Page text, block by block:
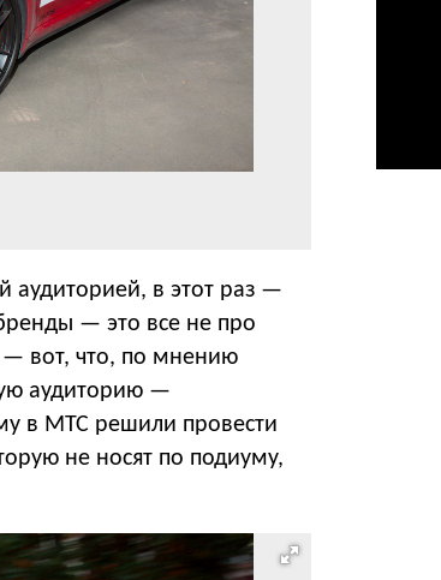
в этот раз —
— это все не про
вот, что, по мнению
аудиторию —
в МТС решили провести
не носят по подиуму,